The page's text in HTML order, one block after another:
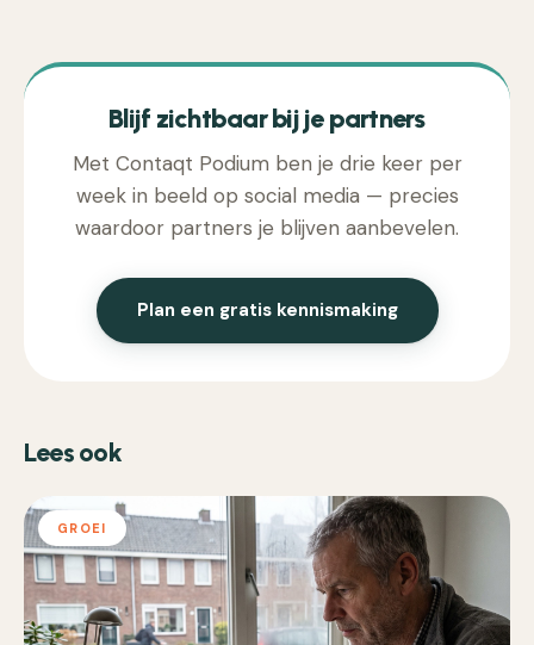
Blijf zichtbaar bij je partners
Met Contaqt Podium ben je drie keer per
week in beeld op social media — precies
waardoor partners je blijven aanbevelen.
Plan een gratis kennismaking
Lees ook
GROEI